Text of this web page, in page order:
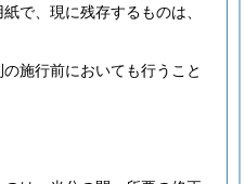
で、現に残存するものは、
施行前においても行うこと